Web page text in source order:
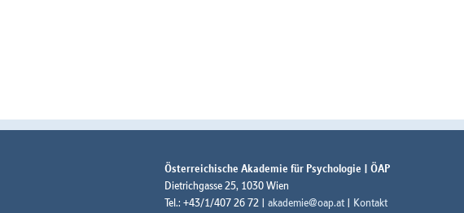
Österreichische Akademie für Psychologie | ÖAP
Dietrichgasse 25, 1030 Wien
Tel.: +43/1/407 26 72 | akademie@oap.at | Kontakt